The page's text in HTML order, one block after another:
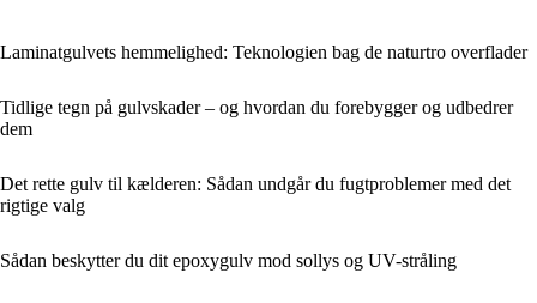
Laminatgulvets hemmelighed: Teknologien bag de naturtro overflader
Tidlige tegn på gulvskader – og hvordan du forebygger og udbedrer
dem
Det rette gulv til kælderen: Sådan undgår du fugtproblemer med det
rigtige valg
Sådan beskytter du dit epoxygulv mod sollys og UV-stråling